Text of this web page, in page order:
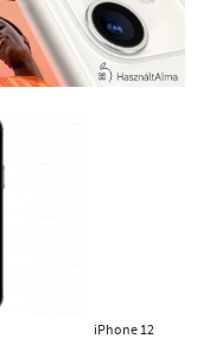
iPhone 12